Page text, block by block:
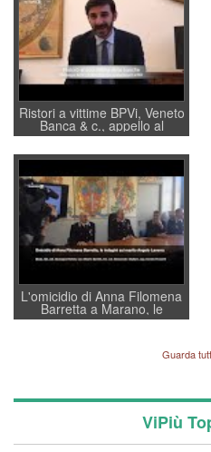
Ristori a vittime BPVi, Veneto
Banca & c., appello al
sottosegretario Alessio
Villarosa: per mettere ordine
convochi con Di Maio CNCU
a supporto della cabina di
regia al Mef
L'omicidio di Anna Filomena
Barretta a Marano, le
indagini dei carabinieri di
quelle di... Barbara D'UrsoGuarda
ViPiù